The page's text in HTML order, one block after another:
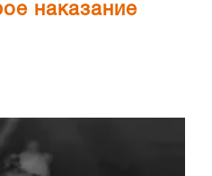
наказание